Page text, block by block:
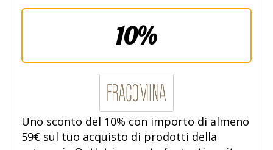
10%
Uno sconto del 10% con importo di almeno
59€ sul tuo acquisto di prodotti della